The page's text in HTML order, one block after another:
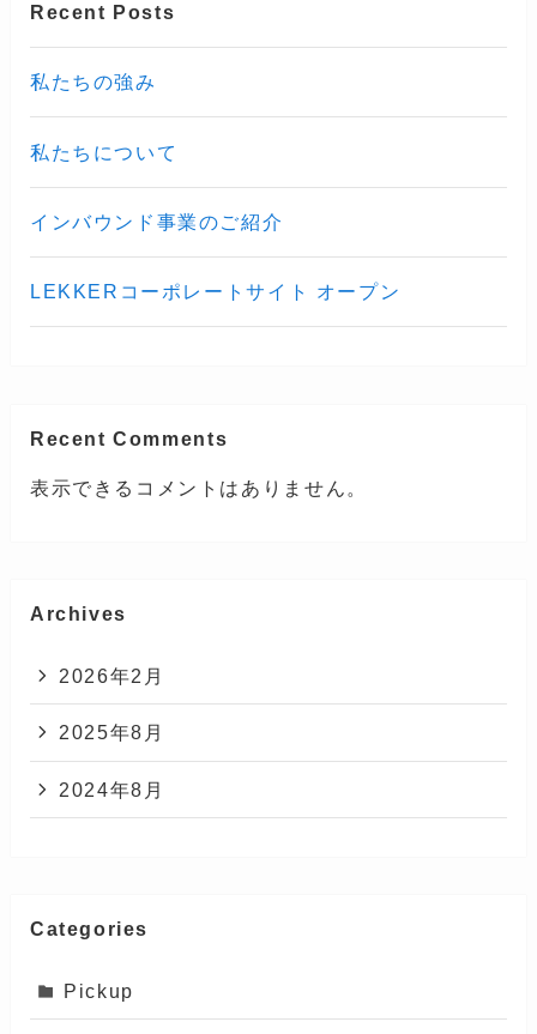
Recent Posts
私たちの強み
私たちについて
インバウンド事業のご紹介
LEKKERコーポレートサイト オープン
Recent Comments
表示できるコメントはありません。
Archives
2026年2月
2025年8月
2024年8月
Categories
Pickup